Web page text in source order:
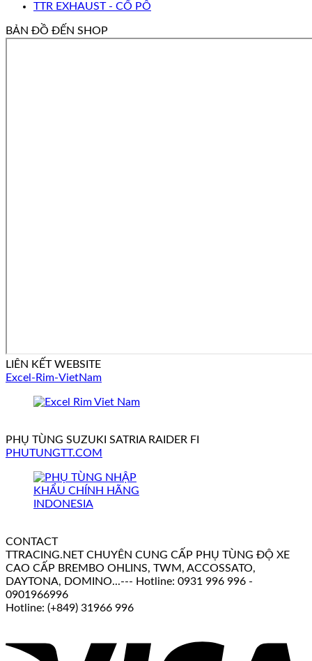
TTR EXHAUST - CỔ PÔ
BẢN ĐỒ ĐẾN SHOP
LIÊN KẾT WEBSITE
Excel-Rim-VietNam
PHỤ TÙNG SUZUKI SATRIA RAIDER FI
PHUTUNGTT.COM
CONTACT
TTRACING.NET CHUYÊN CUNG CẤP PHỤ TÙNG ĐỘ XE
CAO CẤP BREMBO OHLINS, TWM, ACCOSSATO,
DAYTONA, DOMINO...--- Hotline: 0931 996 996 -
0901966996
Hotline: (+849) 31966 996